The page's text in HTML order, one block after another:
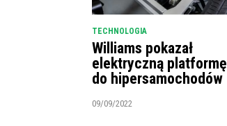
TECHNOLOGIA
Williams pokazał
elektryczną platformę
do hipersamochodów
09/09/2022